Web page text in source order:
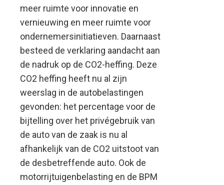
meer ruimte voor innovatie en
vernieuwing en meer ruimte voor
ondernemersinitiatieven. Daarnaast
besteed de verklaring aandacht aan
de nadruk op de CO2-heffing. Deze
CO2 heffing heeft nu al zijn
weerslag in de autobelastingen
gevonden: het percentage voor de
bijtelling over het privégebruik van
de auto van de zaak is nu al
afhankelijk van de CO2 uitstoot van
de desbetreffende auto. Ook de
motorrijtuigenbelasting en de BPM